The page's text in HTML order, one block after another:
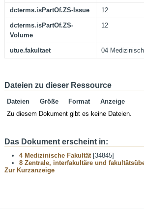
dcterms.isPartOf.ZS-Issue 12
dcterms.isPartOf.ZS-
Volume
12
utue.fakultaet 04
Dateien zu dieser Ressource
Dateien Größe Format
Anzeige
Zu diesem Dokument gibt es keine Dateien.
Das Dokument erscheint in:
4 Medizinische Fakultät[34845]
8 Zentrale, interfakultäre und
Zur Kurzanzeige